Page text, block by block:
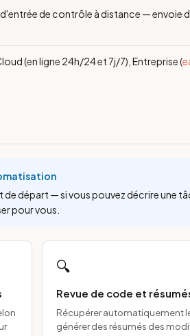
de contrôle à distance — envoie
(en ligne 24h/24 et 7j/7), Entreprise (
départ — si vous pouvez décrire une
pour vous.
🔍
Revue de code et
Récupérer automatiquement
générer des résumés des